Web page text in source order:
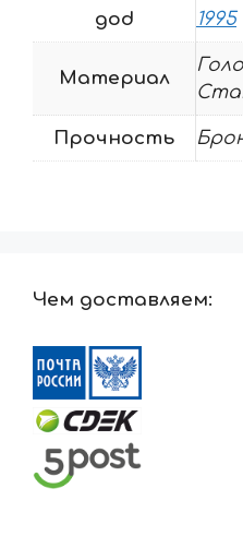
god 1995
Материал
Прочность
Чем доставляем: